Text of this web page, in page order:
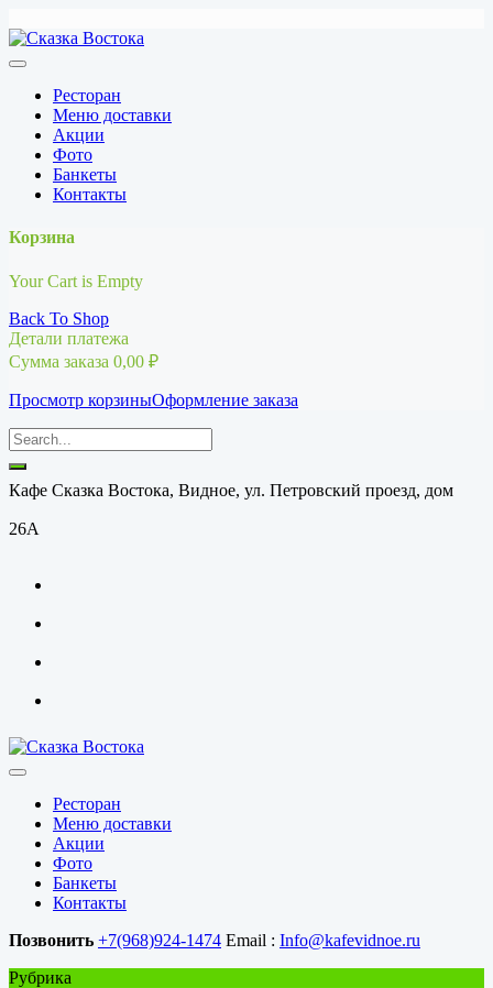
Перейти
к
Ресторан
Меню доставки
Акции
Фото
Банкеты
Контакты
Корзина
Your Cart is Empty
Back To Shop
Детали платежа
Сумма заказа 0,00 ₽
Просмотр корзиныОформление заказа
Кафе Сказка Востока, Видное, ул. Петровский проезд, дом
26А
Ресторан
Меню доставки
Акции
Фото
Банкеты
Контакты
Позвонить +7(968)924-1474 Email : Info@kafevidnoe.ru
Рубрика